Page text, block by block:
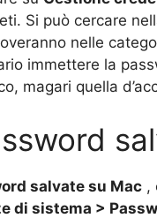
Si può cercare
nelle
immettere la
magari quella
salvate su Mac ,
di sistema >